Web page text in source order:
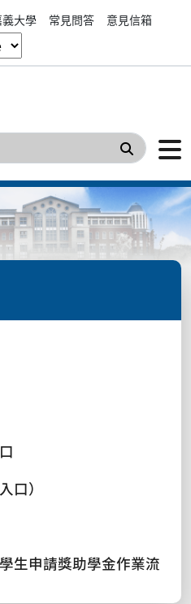
義大學 常見問答
意見信箱
搜尋
口）
生申請獎助學金作業流